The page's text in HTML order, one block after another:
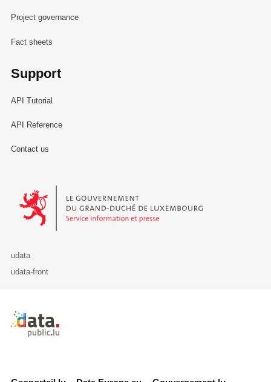
Project governance
Fact sheets
Support
API Tutorial
API Reference
Contact us
Le Gouvernement du Grand-Duché de Luxembourg - Service
udata
udata-front
Retour à l'accueil de data.public.lu